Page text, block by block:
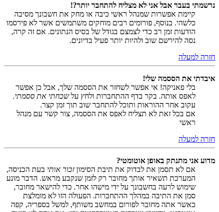
נרשמתי בעבר אבל אני לא מצליח להתחבר יותר?!
קיימת אפשרות שמנהל ראשי כיבה או מחק את חשבונך מסיבה
כלשהי. בנוסף, פורומים רבים מוחקים משתמשים אשר לא פירסמו
הודעות זמן רב כדי לצמצם בגודל של בסיס הנתונים. אם זה קרה,
נסה להירשם שוב ולהיות יותר פעיל בדיונים.
חזרה למעלה
איבדתי את הססמה שלי!
בלי פאניקה! אי אפשר לשחזר את הססמה שלך, אבל כן אפשר
לאפס אותה. בקר בדף ההתחברות ולחץ עלשכחתי את ססמתי.
עקוב אחר ההוראות ותוכל להתחבר שוב תוך זמן קצר.
אם בכל זאת לא תצליח לאפס את הססמה, צור קשר עם מנהל
ראשי
חזרה למעלה
מדוע אני מתנתק באופן אוטומטי?
אם לא תסמן את לבדוק את תיבת הסימוןזכור אותי בעת הכניסה,
המערכת תשאיר אותך מחובר רק לזמן שנקבע מראש. הדבר מונע
שימוש לרעה בחשבונך על ידי מישהו אחר. כדי להישאר מחובר,
סמן את התיבה במהלך ההתחברות. הפעולה הזו לא מומלצת
כאשר אתה מחובר לפורום במחשב משותף, למשל בספריה, קפה